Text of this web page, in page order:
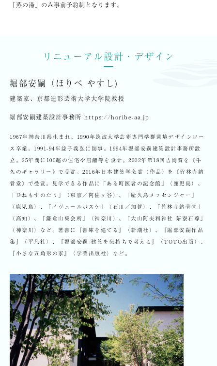
「蒸の湯」のみ事前予約制となります。
リニューアル設計・デザイン
堀部安嗣（ほりべ やすし)
建築家、京都造形芸術大学大学院教授
堀部安嗣建築設計事務所 https://horibe-aa.jp
1967年神奈川県生まれ。1990年筑波大学芸術専門学群環境デザインコー
ス卒業。1991-94年益子義弘に師事。1994年堀部安嗣建築設計事務所設
立。25年間に100超の住宅や店舗等を設計。2002年第18回吉岡賞を《牛
久のギャラリー》で受賞。2016年日本建築学会賞（作品）を《竹林寺納
骨堂》で受賞。見学できる作品に「ある町医者の記念館」（鹿児島）、
「ひねもすのたり」（東京／阿佐ヶ谷）、「屋久島メッセンジャー」
（鹿児島）、「イヴェールボスケ」（石川／加賀）、「竹林寺納骨堂」
（高知）、「鎌倉山集会所」（神奈川）、「大山阿夫利神社 茶寮石尊」
（神奈川）など。著書に『書庫を建てる』（新潮社）、『堀部安嗣作品
集』（平凡社）、『堀部安嗣 建築を気持ちで考える』（TOTO出版）、
『小さな五角形の家』（学芸出版社）など。